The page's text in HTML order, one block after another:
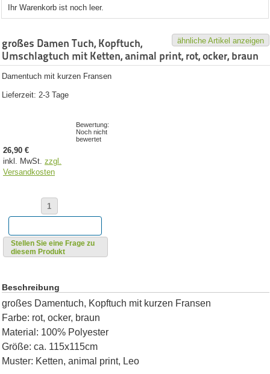
Ihr Warenkorb ist noch leer.
ähnliche Artikel anzeigen
großes Damen Tuch, Kopftuch,
Umschlagtuch mit Ketten, animal print, rot, ocker, braun
Damentuch mit kurzen Fransen
Lieferzeit: 2-3 Tage
Bewertung:
Noch nicht
bewertet
26,90 €
inkl. MwSt. zzgl.
Versandkosten
Stellen Sie eine Frage zu
diesem Produkt
Beschreibung
großes Damentuch, Kopftuch mit kurzen Fransen
Farbe: rot, ocker, braun
Material: 100% Polyester
Größe: ca. 115x115cm
Muster: Ketten, animal print, Leo